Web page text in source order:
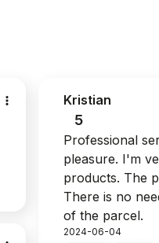
Kristian
5
Professional
pleasure. I'm
products. The
There is no
of the parcel.
2024-06-04